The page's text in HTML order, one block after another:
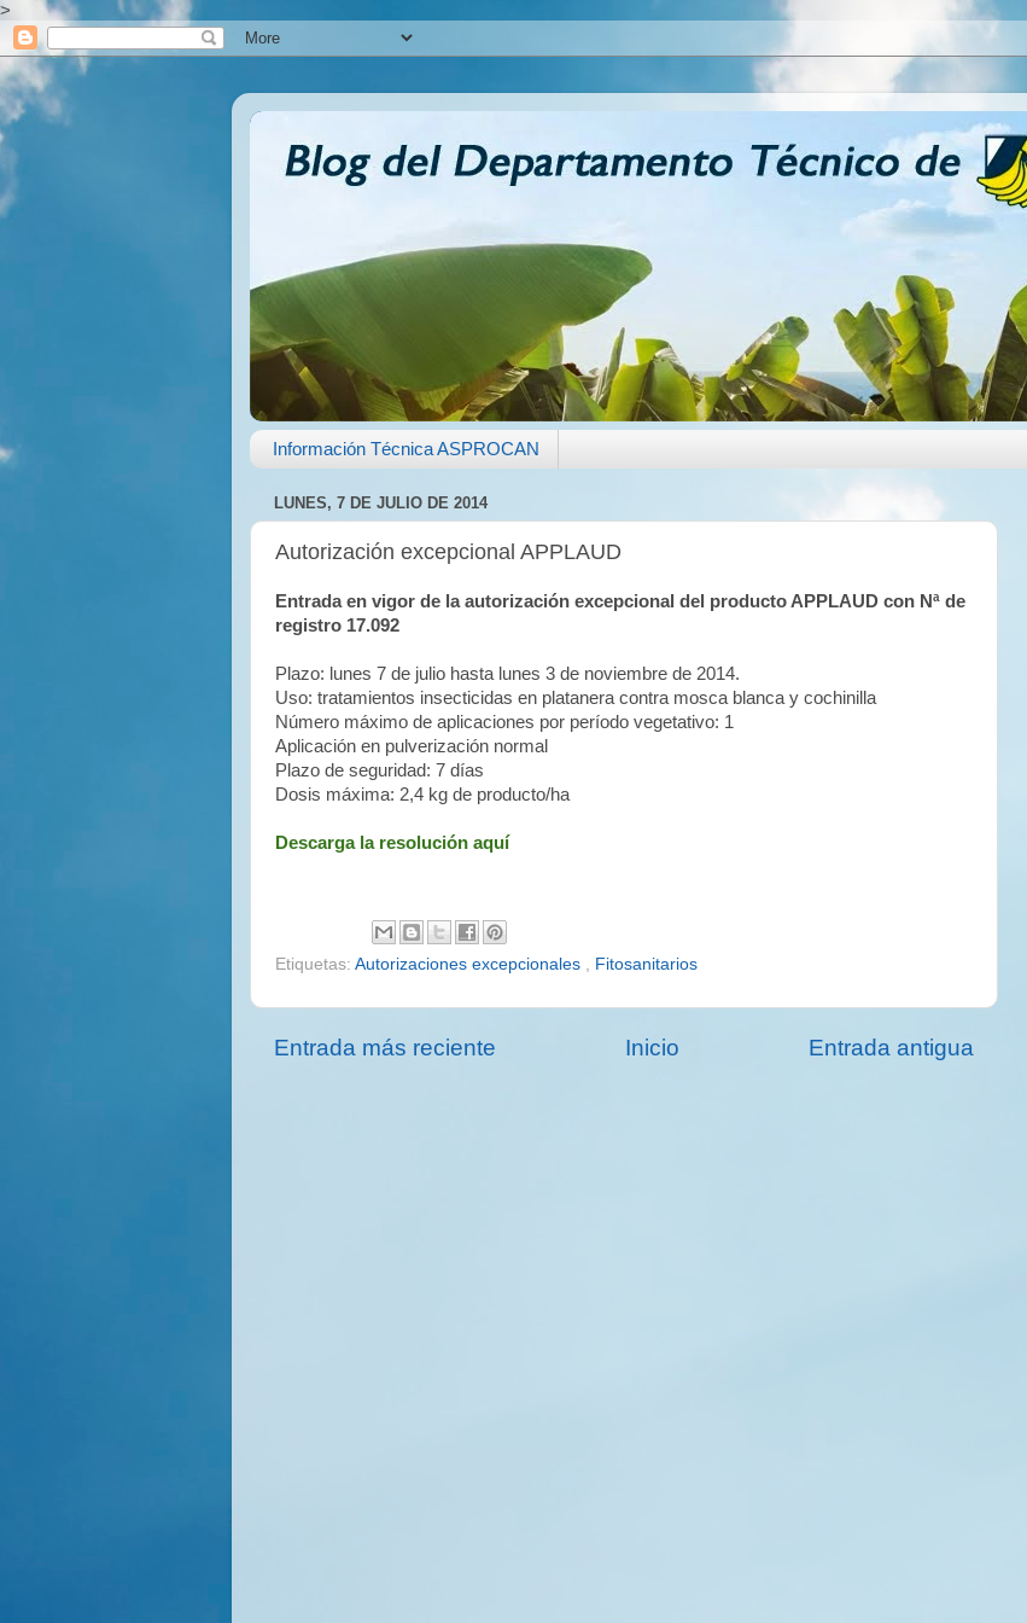
>
Información Técnica ASPROCAN
LUNES, 7 DE JULIO DE 2014
Autorización excepcional APPLAUD
Entrada en vigor de la autorización excepcional del producto APPLAUD con Nª de
registro 17.092
Plazo: lunes 7 de julio hasta lunes 3 de noviembre de 2014.
Uso: tratamientos insecticidas en platanera contra mosca blanca y cochinilla
Número máximo de aplicaciones por período vegetativo: 1
Aplicación en pulverización normal
Plazo de seguridad: 7 días
Dosis máxima: 2,4 kg de producto/ha
Descarga la resolución aquí
Etiquetas: Autorizaciones excepcionales Fitosanitarios
Entrada más reciente Entrada antigua
Inicio